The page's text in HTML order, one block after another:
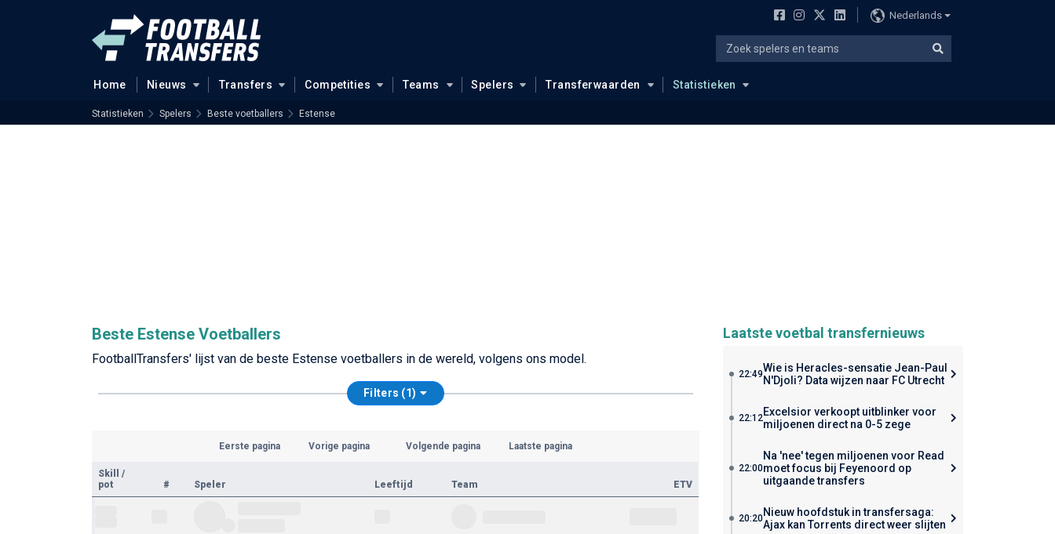
Nederlands
Home Nieuws Transfers Competities Teams Spelers Transferwaarden Statistieken
Statistieken Spelers Beste voetballers Estense
Beste Estense Voetballers
FootballTransfers' lijst van de beste Estense voetballers in de wereld, volgens ons model.
Filters (1)
Eerste pagina Vorige pagina Volgende pagina Laatste pagina
Skill
/
pot
# Speler Leeftijd Team ETV
Laatste voetbal transfernieuws
22:49Wie is Heracles-sensatie Jean-Paul
N'Djoli? Data wijzen naar FC Utrecht
22:12Excelsior verkoopt uitblinker voor
miljoenen direct na 0-5 zege
22:00
Na 'nee' tegen miljoenen voor Read
moet focus bij Feyenoord op
uitgaande transfers
20:20Nieuw hoofdstuk in transfersaga:
Ajax kan Torrents direct weer slijten